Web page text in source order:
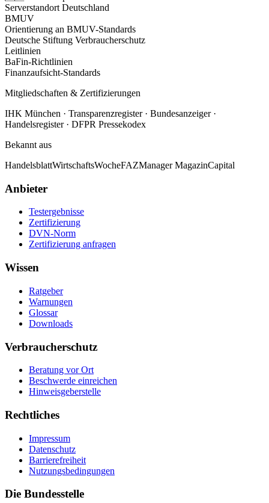
Serverstandort Deutschland
BMUV
Orientierung an BMUV-Standards
Deutsche Stiftung Verbraucherschutz
Leitlinien
BaFin-Richtlinien
Finanzaufsicht-Standards
Mitgliedschaften & Zertifizierungen
IHK München · Transparenzregister · Bundesanzeiger ·
Handelsregister · DFPR Pressekodex
Bekannt aus
HandelsblattWirtschaftsWocheFAZManager MagazinCapital
Anbieter
Testergebnisse
Zertifizierung
DVN-Norm
Zertifizierung anfragen
Wissen
Ratgeber
Warnungen
Glossar
Downloads
Verbraucherschutz
Beratung vor Ort
Beschwerde einreichen
Hinweisgeberstelle
Rechtliches
Impressum
Datenschutz
Barrierefreiheit
Nutzungsbedingungen
Die Bundesstelle